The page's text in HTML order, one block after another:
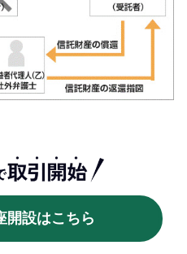
設はこちら